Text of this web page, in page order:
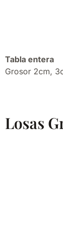
Tabla entera
Grosor 2cm,
Losas